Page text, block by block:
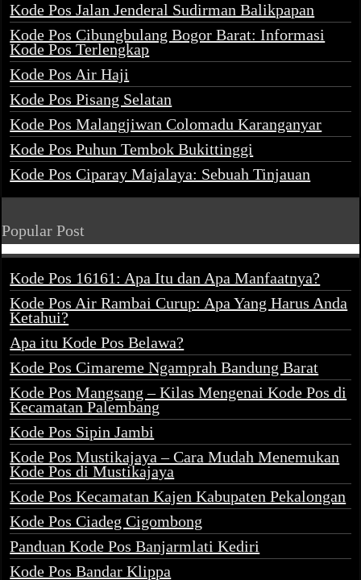
Kode Pos Jalan Jenderal Sudirman Balikpapan
Kode Pos Cibungbulang Bogor Barat: Informasi
Kode Pos Terlengkap
Kode Pos Air Haji
Kode Pos Pisang Selatan
Kode Pos Malangjiwan Colomadu Karanganyar
Kode Pos Puhun Tembok Bukittinggi
Kode Pos Ciparay Majalaya: Sebuah Tinjauan
Popular Post
Kode Pos 16161: Apa Itu dan Apa Manfaatnya?
Kode Pos Air Rambai Curup: Apa Yang Harus Anda
Ketahui?
Apa itu Kode Pos Belawa?
Kode Pos Cimareme Ngamprah Bandung Barat
Kode Pos Mangsang – Kilas Mengenai Kode Pos di
Kecamatan Palembang
Kode Pos Sipin Jambi
Kode Pos Mustikajaya – Cara Mudah Menemukan
Kode Pos di Mustikajaya
Kode Pos Kecamatan Kajen Kabupaten Pekalongan
Kode Pos Ciadeg Cigombong
Panduan Kode Pos Banjarmlati Kediri
Kode Pos Bandar Klippa